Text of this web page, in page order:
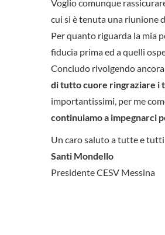
Voglio comunque
cui si è tenuta una riunione
Per quanto riguarda la mia
fiducia prima ed a quelli
Concludo rivolgendo
di tutto cuore ringraziare i
importantissimi, per me
continuiamo a impegnarci
Un caro saluto a tutte e tutti
Santi Mondello
Presidente CESV Messina